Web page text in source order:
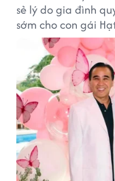
sẻ lý do gia đình
sớm cho con gái
người hâm mộ.